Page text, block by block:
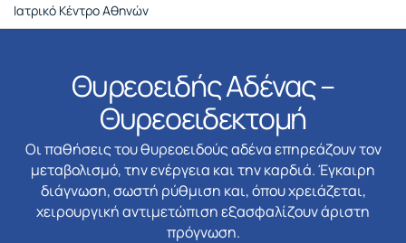
Ιατρικό Κέντρο Αθηνών
Θυρεοειδής Αδένας –
Θυρεοειδεκτομή
Οι παθήσεις του θυρεοειδούς αδένα επηρεάζουν τον
μεταβολισμό, την ενέργεια και την καρδιά. Έγκαιρη
διάγνωση, σωστή ρύθμιση και, όπου χρειάζεται,
χειρουργική αντιμετώπιση εξασφαλίζουν άριστη
πρόγνωση.